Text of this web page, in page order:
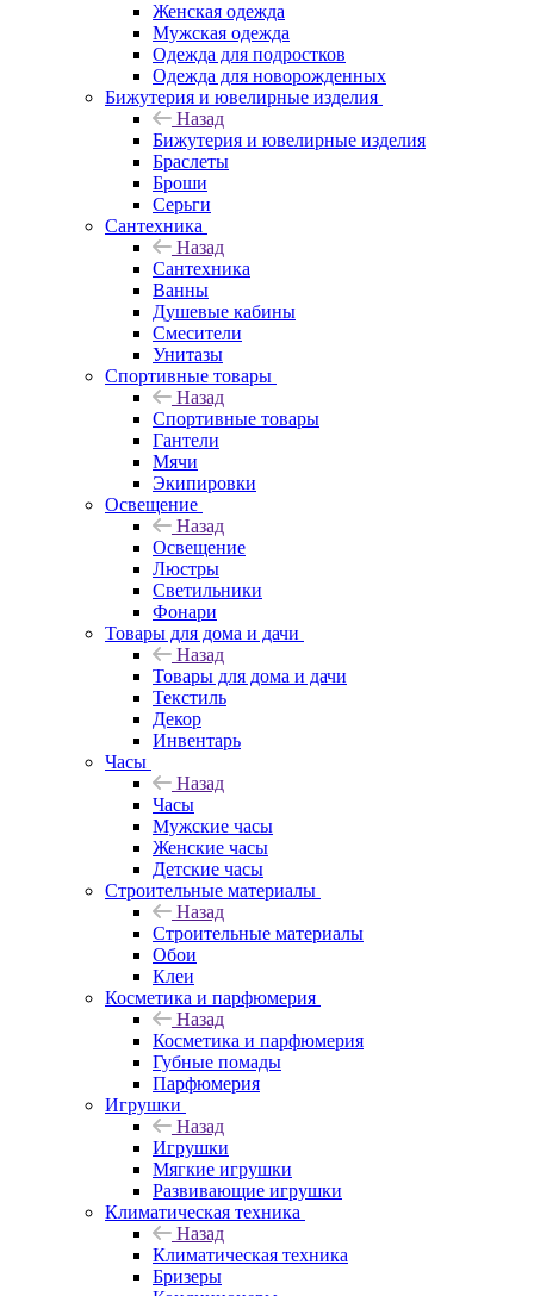
Женская одежда
Мужская одежда
Одежда для подростков
Одежда для новорожденных
Бижутерия и ювелирные изделия
Назад
Бижутерия и ювелирные изделия
Браслеты
Броши
Серьги
Сантехника
Назад
Сантехника
Ванны
Душевые кабины
Смесители
Унитазы
Спортивные товары
Назад
Спортивные товары
Гантели
Мячи
Экипировки
Освещение
Назад
Освещение
Люстры
Светильники
Фонари
Товары для дома и дачи
Назад
Товары для дома и дачи
Текстиль
Декор
Инвентарь
Часы
Назад
Часы
Мужские часы
Женские часы
Детские часы
Строительные материалы
Назад
Строительные материалы
Обои
Клеи
Косметика и парфюмерия
Назад
Косметика и парфюмерия
Губные помады
Парфюмерия
Игрушки
Назад
Игрушки
Мягкие игрушки
Развивающие игрушки
Климатическая техника
Назад
Климатическая техника
Бризеры